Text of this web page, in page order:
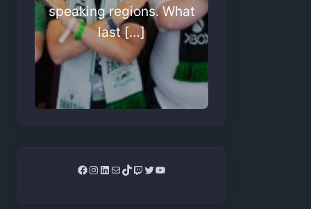
speaking regions. What
last […]
Facebook
Instagram
LinkedIn
MailTikTok
Twitch
Twitter
YouTube